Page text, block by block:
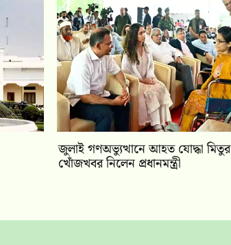
জুলাই গণঅভ্যুত্থানে আহত যোদ্ধা মিতুর
খোঁজখবর নিলেন প্রধানমন্ত্রী